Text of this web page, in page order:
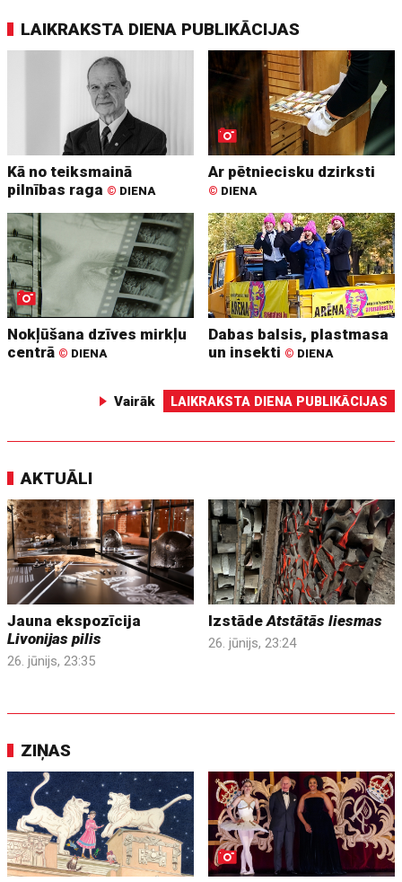
LAIKRAKSTA DIENA PUBLIKĀCIJAS
Kā no teiksmainā
pilnības raga © DIENA
Ar pētniecisku dzirksti
© DIENA
Nokļūšana dzīves mirkļu
centrā © DIENA
Dabas balsis, plastmasa
un insekti © DIENA
Vairāk LAIKRAKSTA DIENA PUBLIKĀCIJAS
AKTUĀLI
Jauna ekspozīcija
Livonijas pilis
26. jūnijs, 23:35
IzstādeAtstātās liesmas
26. jūnijs, 23:24
ZIŅAS